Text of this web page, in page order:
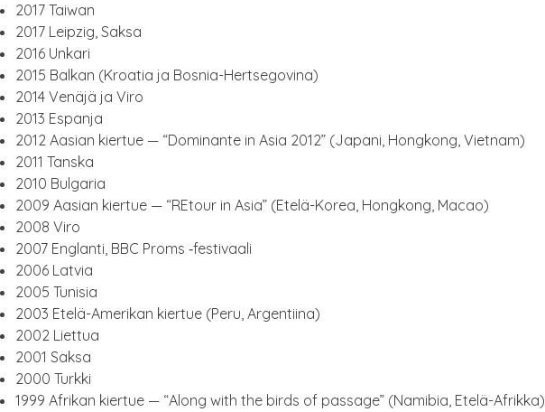
2017 Taiwan
2017 Leipzig, Saksa
2016 Unka­ri
2015 Bal­kan (Kroa­tia ja Bosnia-Hertsegovina)
2014 Venä­jä ja Viro
2013 Espan­ja
2012 Aasian kier­tue — “Domi­nan­te in Asia 2012” (Japa­ni, Hong­kong, Vietnam)
2011 Tans­ka
2010 Bul­ga­ria
2009 Aasian kier­tue — “REtour in Asia” (Ete­lä-Korea, Hong­kong, Macao)
2008 Viro
2007 Englan­ti, BBC Proms ‑fes­ti­vaa­li
2006 Lat­via
2005 Tuni­sia
2003 Ete­lä-Ame­ri­kan kier­tue (Peru, Argentiina)
2002 Liet­tua
2001 Sak­sa
2000 Turk­ki
1999 Afri­kan kier­tue — “Along with the birds of pas­sa­ge” (Nami­bia, Etelä-Afrikka)